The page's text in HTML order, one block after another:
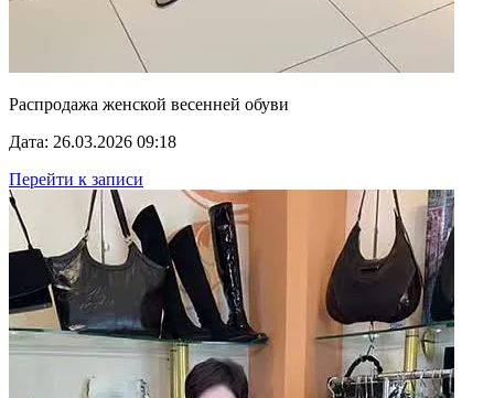
Распродажа женской весенней обуви
Дата: 26.03.2026 09:18
Перейти к записи